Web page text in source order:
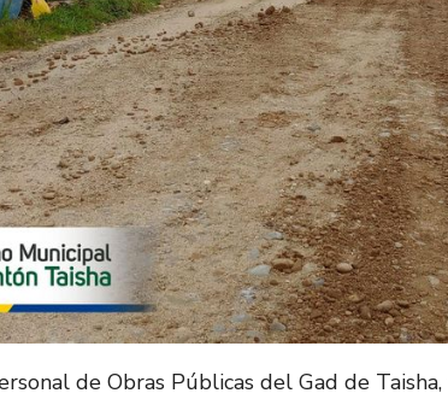
de Obras Públicas del Gad de